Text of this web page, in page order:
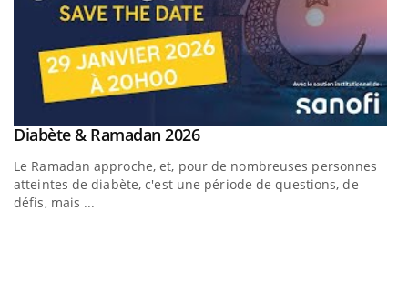
Youtube
Diabète & Ramadan 2026Youtube
Le Ramadan approche, et, pour de nombreuses personnes
atteintes de diabète, c'est une période de questions, de
défis, mais ...